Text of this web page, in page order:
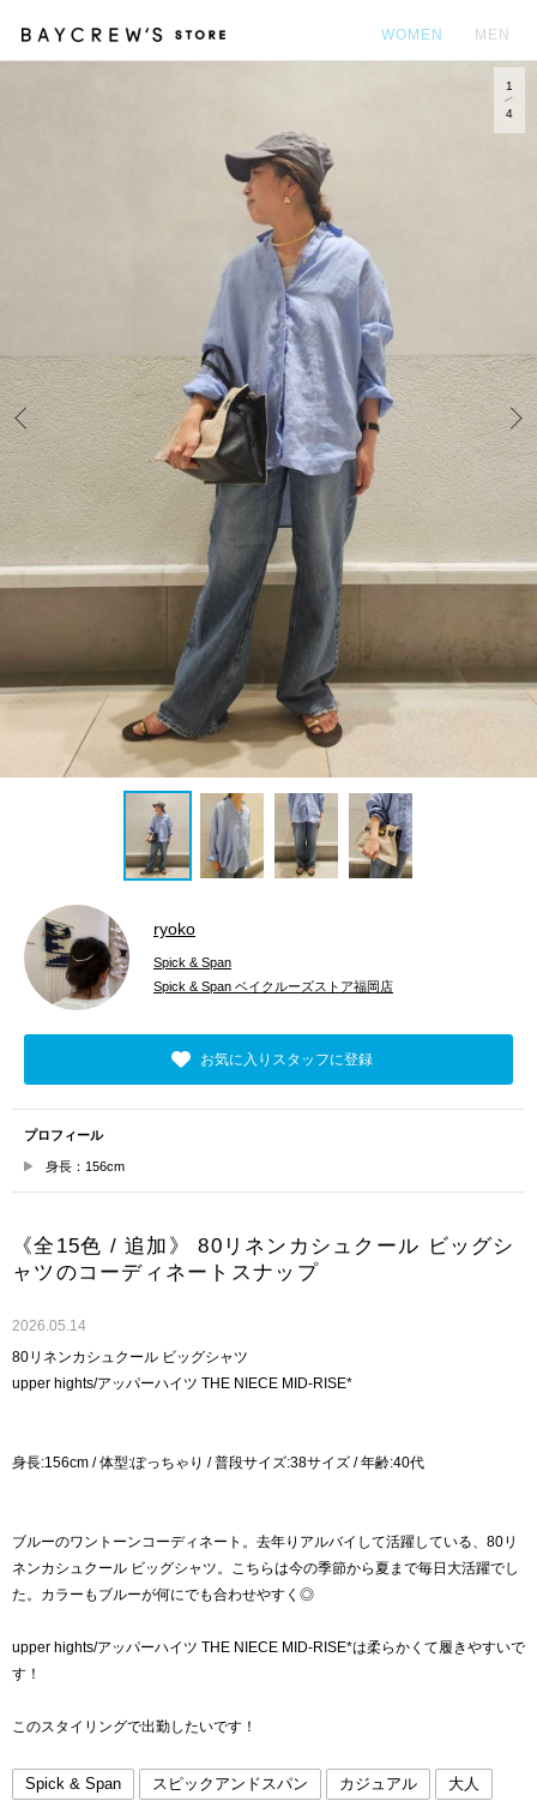
WOMEN MEN
Prev
1
4
ryoko
Spick & Span
Spick & Span ベイクルーズストア福岡店
お気に入りスタッフに登録
プロフィール
身長：156cm
《全15色 / 追加》 80リネンカシュクール ビッグシ
ャツのコーディネートスナップ
2026.05.14
80リネンカシュクール ビッグシャツ
upper hights/アッパーハイツ THE NIECE MID-RISE*
身長:156cm / 体型:ぽっちゃり / 普段サイズ:38サイズ / 年齢:40代
ブルーのワントーンコーディネート。去年りアルバイして活躍している、80リ
ネンカシュクール ビッグシャツ。こちらは今の季節から夏まで毎日大活躍でし
た。カラーもブルーが何にでも合わせやすく◎
upper hights/アッパーハイツ THE NIECE MID-RISE*は柔らかくて履きやすいで
す！
このスタイリングで出勤したいです！
Spick & Span スピックアンドスパン カジュアル 大人